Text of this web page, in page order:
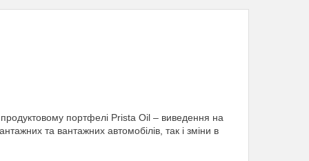
портфелі Prista Oil – виведення на
та вантажних автомобілів, так і зміни в